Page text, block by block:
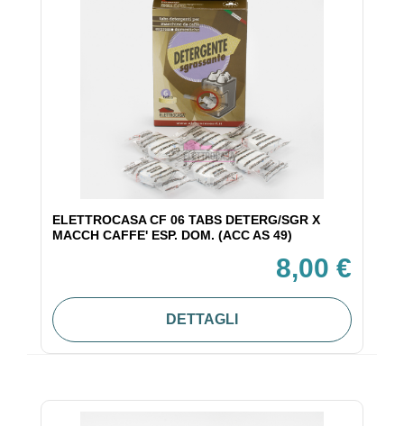
ELETTROCASA CF 06 TABS DETERG/SGR X
MACCH CAFFE' ESP. DOM. (ACC AS 49)
8,00 €
DETTAGLI